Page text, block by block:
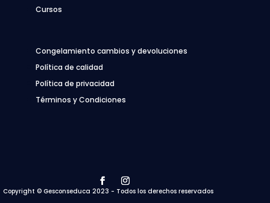
Cursos
Congelamiento cambios y devoluciones
Política de calidad
Política de privacidad
Términos y Condiciones
Copyright © Gesconseduca 2023 - Todos los derechos reservados